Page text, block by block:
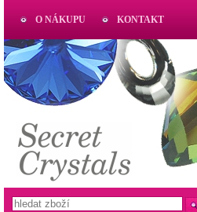
O NÁKUPU KONTAKT
AKTUAL
www.aktual-koralky.cz